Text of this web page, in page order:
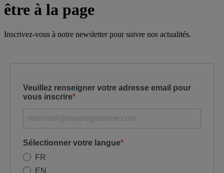
être à la page
Inscrivez-vous à notre newsletter pour suivre nos actualités.
Veuillez renseigner votre adresse email pour
vous inscrire
Sélectionner votre langue
FR
EN